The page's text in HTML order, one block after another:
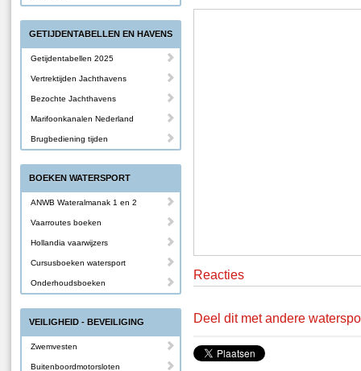
Reacties
Deel dit met andere
GETIJDENTABELLEN EN HAVENS
Getijdentabellen 2025
Vertrektijden Jachthavens
Bezochte Jachthavens
Marifoonkanalen Nederland
Brugbediening tijden
BOEKEN WATERSPORT
ANWB Wateralmanak 1 en 2
Vaarroutes boeken
Hollandia vaarwijzers
Cursusboeken watersport
Onderhoudsboeken
VEILIGHEID - BEVEILIGING
Zwemvesten
Buitenboordmotorsloten